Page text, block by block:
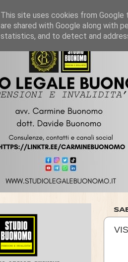
This site uses cookies from Google
are shared with Google along with
statistics, and to detect and